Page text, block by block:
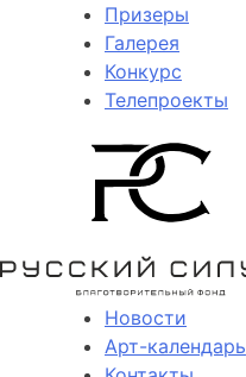
Призеры
Галерея
Конкурс
Телепроекты
Новости
Арт-календарь